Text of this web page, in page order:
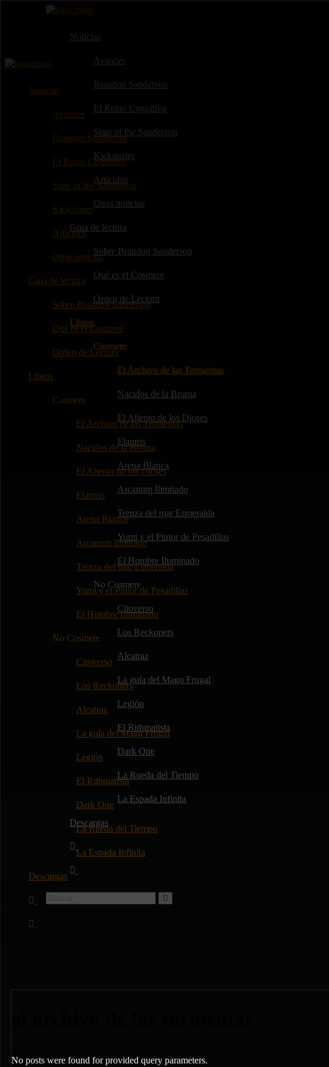
Noticias
Avances
Brandon Sanderson
El Reino Cognitivo
State of the Sanderson
Kickstarter
Artículos
Otras noticias
Guía de lectura
Sobre Brandon Sanderson
Qué es el Cosmere
Orden de Lectura
Libros
Cosmere
El Archivo de las Tormentas
Nacidos de la Bruma
El Aliento de los Dioses
Elantris
Arena Blanca
Arcanum Ilimitado
Trenza del mar Esmeralda
Yumi y el Pintor de Pesadillas
El Hombre Iluminado
No Cosmere
Citoverso
Los Reckoners
Alcatraz
La guía del Mago Frugal
Legión
El Rithmatista
Dark One
La Rueda del Tiempo
La Espada Infinita
Descargas
Noticias
Avances
Brandon Sanderson
El Reino Cognitivo
State of the Sanderson
Kickstarter
Artículos
Otras noticias
Guía de lectura
Sobre Brandon Sanderson
Qué es el Cosmere
Orden de Lectura
Libros
Cosmere
El Archivo de las Tormentas
Nacidos de la Bruma
El Aliento de los Dioses
Elantris
Arena Blanca
Arcanum Ilimitado
Trenza del mar Esmeralda
Yumi y el Pintor de Pesadillas
El Hombre Iluminado
No Cosmere
Citoverso
Los Reckoners
Alcatraz
La guía del Mago Frugal
Legión
El Rithmatista
Dark One
La Rueda del Tiempo
La Espada Infinita
Descargas
No posts were found for provided query parameters.